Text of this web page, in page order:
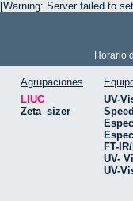
[Warning: Server failed to
Horario
Agrupaciones
LIUC
Zeta_sizer
UV-
FT-
UV-
UV-